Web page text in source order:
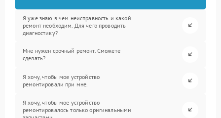
Я уже знаю в чем неисправность и какой
ремонт необходим. Для чего проводить
диагностику?
Мне нужен срочный ремонт. Сможете
сделать?
Я хочу, чтобы мое устройство
ремонтировали при мне.
Я хочу, чтобы мое устройство
ремонтировалось только оригинальными